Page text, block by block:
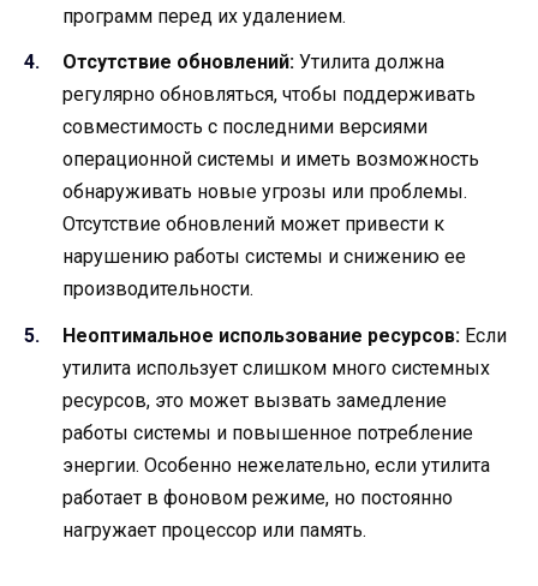
программ перед их удалением.
Отсутствие обновлений: Утилита должна
регулярно обновляться, чтобы поддерживать
совместимость с последними версиями
операционной системы и иметь возможность
обнаруживать новые угрозы или проблемы.
Отсутствие обновлений может привести к
нарушению работы системы и снижению ее
производительности.
Неоптимальное использование ресурсов: Если
утилита использует слишком много системных
ресурсов, это может вызвать замедление
работы системы и повышенное потребление
энергии. Особенно нежелательно, если утилита
работает в фоновом режиме, но постоянно
нагружает процессор или память.